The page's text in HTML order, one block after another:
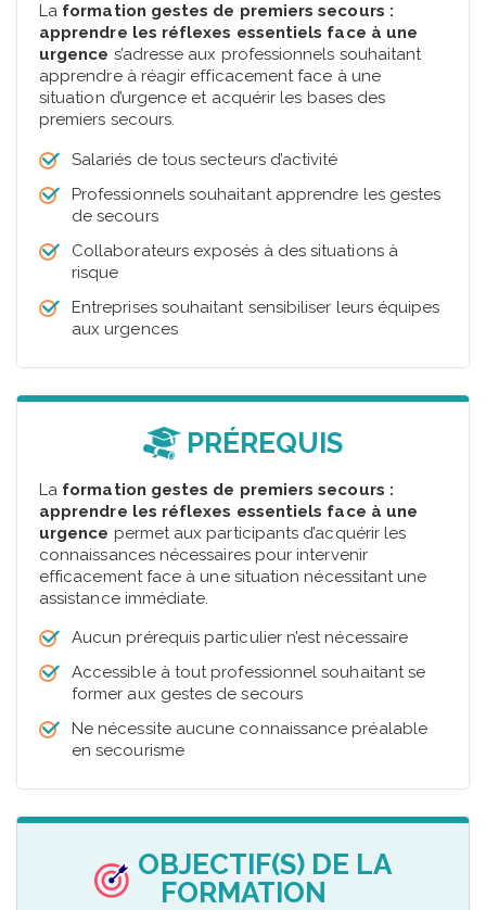
La formation gestes de premiers secours :
apprendre les réflexes essentiels face à une
urgence s’adresse aux professionnels souhaitant
apprendre à réagir efficacement face à une
situation d’urgence et acquérir les bases des
premiers secours.
Salariés de tous secteurs d’activité
Professionnels souhaitant apprendre les gestes
de secours
Collaborateurs exposés à des situations à
risque
Entreprises souhaitant sensibiliser leurs équipes
aux urgences
PRÉREQUIS
La formation gestes de premiers secours :
apprendre les réflexes essentiels face à une
urgence permet aux participants d’acquérir les
connaissances nécessaires pour intervenir
efficacement face à une situation nécessitant une
assistance immédiate.
Aucun prérequis particulier n’est nécessaire
Accessible à tout professionnel souhaitant se
former aux gestes de secours
Ne nécessite aucune connaissance préalable
en secourisme
OBJECTIF(S) DE LA
FORMATION